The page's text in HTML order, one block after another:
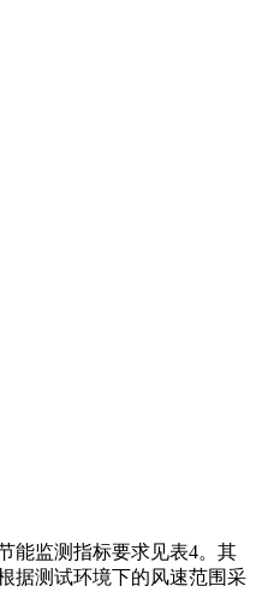
能监测指标要求见表4。其
据测试环境下的风速范围采